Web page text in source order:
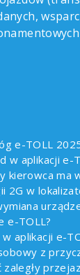
e-TOLL
w aplikacji e-
kierowca ma
2G w
e-TOLL?
aplikacji e-
z
zaległy